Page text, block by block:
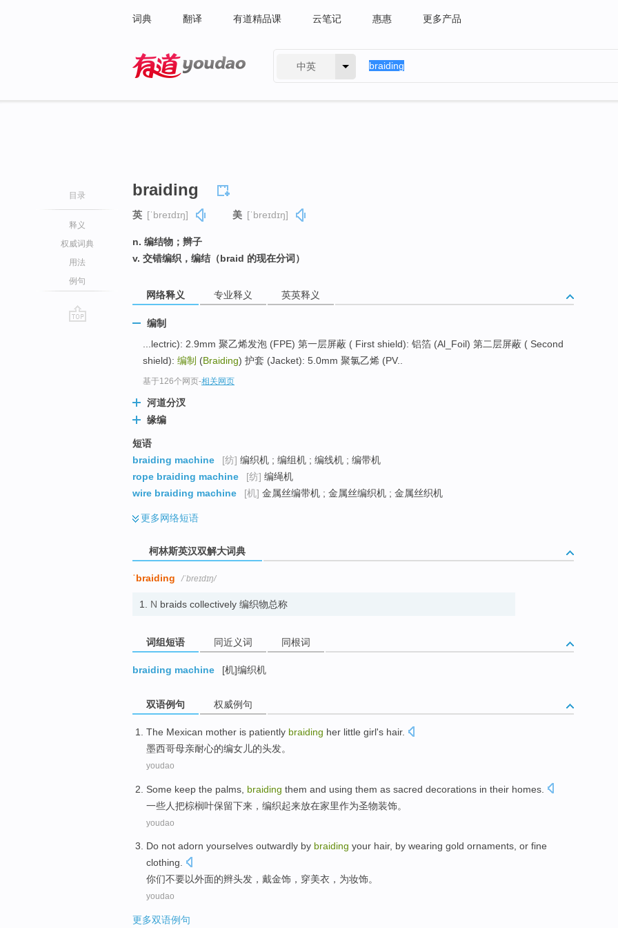
词典 翻译 有道精品课 云笔记 惠惠 更多产品
中英
目录
释义
权威词典
用法
例句
braiding
英 [ˈbreɪdɪŋ] 美 [ˈbreɪdɪŋ]
n. 编结物；辫子
v. 交错编织，编结（braid 的现在分词）
网络释义 专业释义 英英释义
编制
...lectric): 2.9mm 聚乙烯发泡 (FPE) 第一层屏蔽 ( First shield): 铝箔 (Al_Foil) 第二层屏蔽 ( Second
shield): 编制 (Braiding) 护套 (Jacket): 5.0mm 聚氯乙烯 (PV..
基于126个网页-相关网页
河道分汊
缘编
短语
braiding machine
[纺] 编织机 ; 编组机 ; 编线机 ; 编带机
rope braiding machine
[纺] 编绳机
wire braiding machine
[机] 金属丝编带机 ; 金属丝编织机 ; 金属丝织机
更多网络短语
柯林斯英汉双解大词典
ˈbraiding /ˈbreɪdɪŋ/
1. N braids collectively 编织物总称
词组短语 同近义词 同根词
braiding machine [机]编织机
双语例句 权威例句
The Mexican mother is patiently braiding her little girl's hair.
墨西哥母亲耐心的编女儿的头发。
youdao
Some keep the palms braiding them and using them as sacred decorations in their homes
一些人把棕榈叶保留下来， 编织起来放在家里作为圣物装饰。
youdao
Do not adorn yourselves outwardly by braiding your hair, by wearing gold ornaments, or fine
clothing.
你们不要以外面的辫头发 ， 戴金饰 ，穿美衣，为妆饰。
youdao
更多双语例句